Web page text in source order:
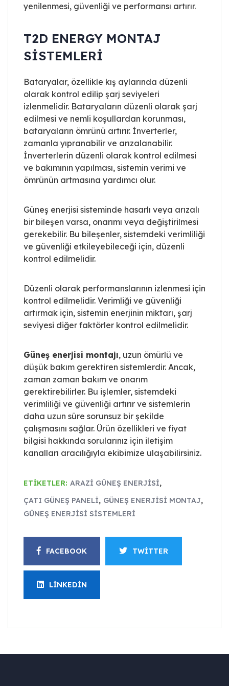
yenilenmesi, güvenliği ve performansı artırır.
T2D ENERGY MONTAJ
SISTEMLERI
Bataryalar, özellikle kış aylarında düzenli
olarak kontrol edilip şarj seviyeleri
izlenmelidir. Bataryaların düzenli olarak şarj
edilmesi ve nemli koşullardan korunması,
bataryaların ömrünü artırır. İnverterler,
zamanla yıpranabilir ve arızalanabilir.
İnverterlerin düzenli olarak kontrol edilmesi
ve bakımının yapılması, sistemin verimi ve
ömrünün artmasına yardımcı olur.
Güneş enerjisi sisteminde hasarlı veya arızalı
bir bileşen varsa, onarımı veya değiştirilmesi
gerekebilir. Bu bileşenler, sistemdeki verimliliği
ve güvenliği etkileyebileceği için, düzenli
kontrol edilmelidir.
Düzenli olarak performanslarının izlenmesi için
kontrol edilmelidir. Verimliği ve güvenliği
artırmak için, sistemin enerjinin miktarı, şarj
seviyesi diğer faktörler kontrol edilmelidir.
Güneş enerjisi montajı, uzun ömürlü ve
düşük bakım gerektiren sistemlerdir. Ancak,
zaman zaman bakım ve onarım
gerektirebilirler. Bu işlemler, sistemdeki
verimliliği ve güvenliği artırır ve sistemlerin
daha uzun süre sorunsuz bir şekilde
çalışmasını sağlar. Ürün özellikleri ve fiyat
bilgisi hakkında sorularınız için iletişim
kanalları aracılığıyla ekibimize ulaşabilirsiniz.
ETIKETLER: ARAZI GÜNEŞ ENERJISI,
ÇATI GÜNEŞ PANELI, GÜNEŞ ENERJISI MONTAJ,
GÜNEŞ ENERJISI SISTEMLERI
FACEBOOK TWITTER
LINKEDIN